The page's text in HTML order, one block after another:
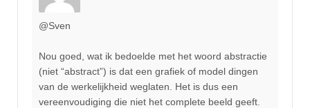
@Sven
Nou goed, wat ik bedoelde met het woord abstractie
(niet “abstract”) is dat een grafiek of model dingen
van de werkelijkheid weglaten. Het is dus een
vereenvoudiging die niet het complete beeld geeft.